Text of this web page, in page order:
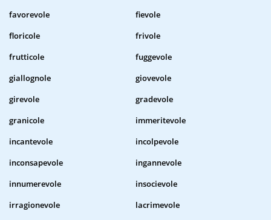
favorevole
fievole
floricole
frivole
frutticole
fuggevole
giallognole
giovevole
girevole
gradevole
granicole
immeritevole
incantevole
incolpevole
inconsapevole
ingannevole
innumerevole
insocievole
irragionevole
lacrimevole